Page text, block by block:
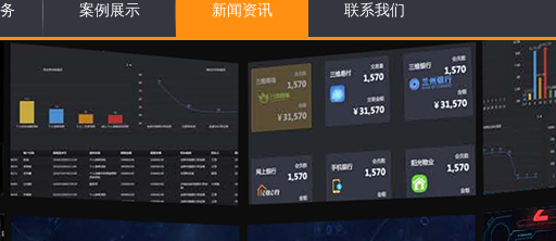
案例展示 新闻资讯 联系我们